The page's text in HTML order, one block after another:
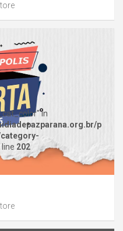
in
p
202